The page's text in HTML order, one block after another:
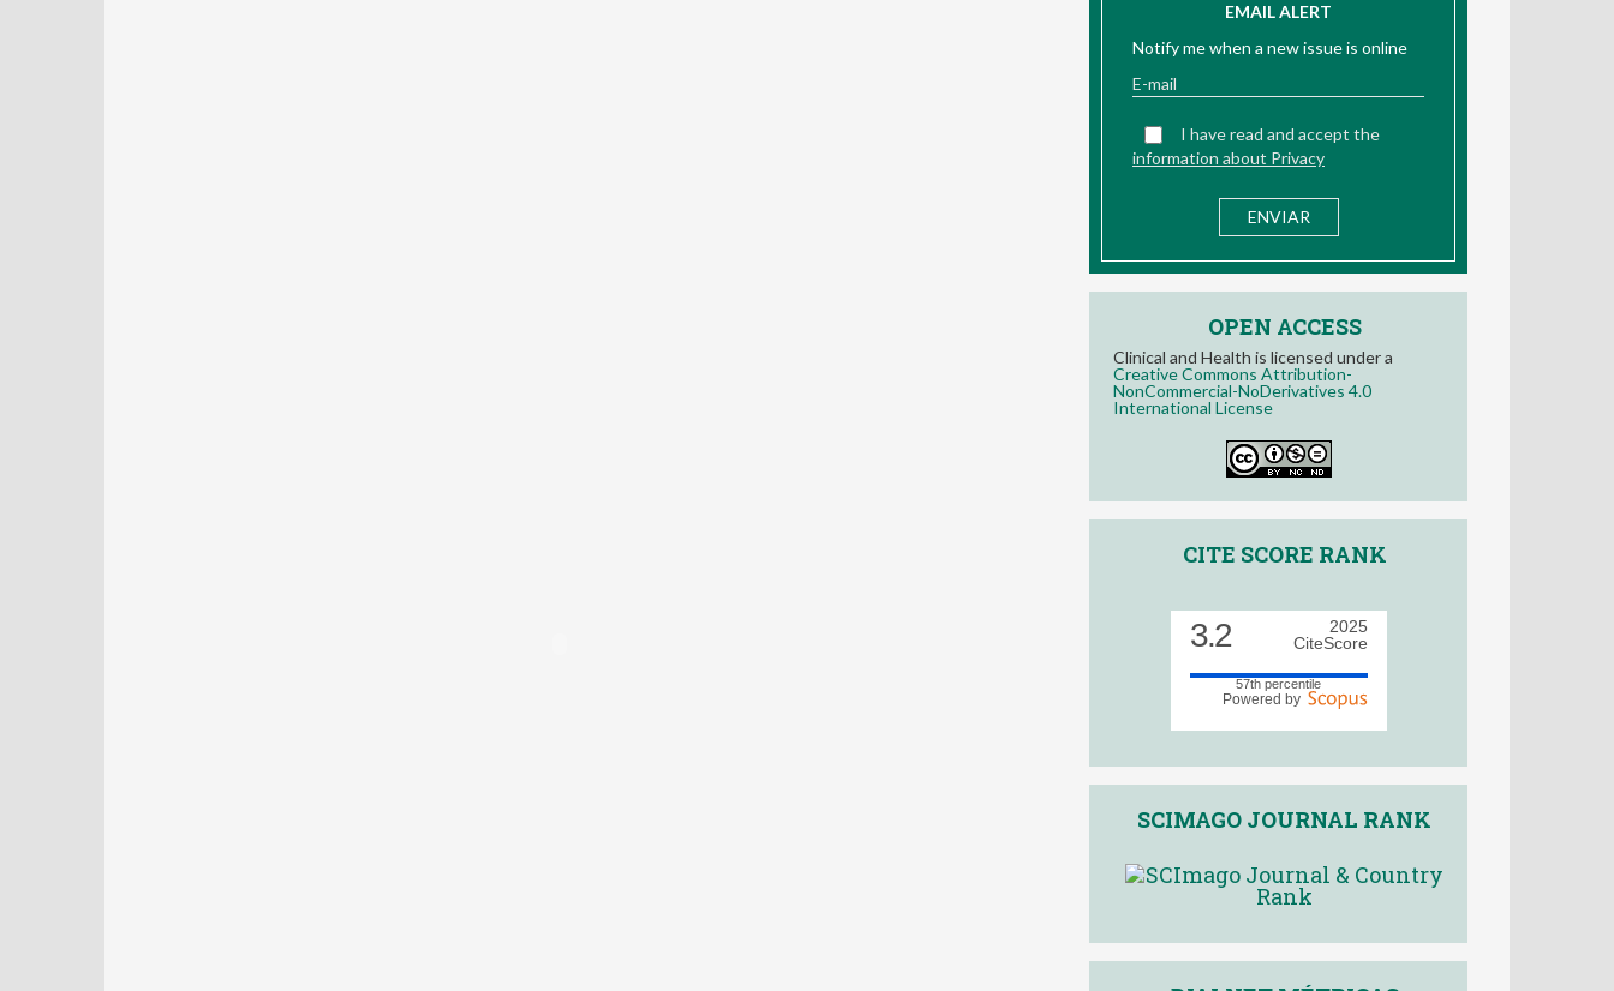
EMAIL ALERT
Notify me when a new issue is online
I have read and accept the
information about Privacy
OPEN ACCESS
Clinical and Health is licensed under a
Creative Commons Attribution-
NonCommercial-NoDerivatives 4.0
International License
CITE SCORE RANK
3.2
2025
CiteScore
57th percentile
Powered by
SCIMAGO JOURNAL RANK